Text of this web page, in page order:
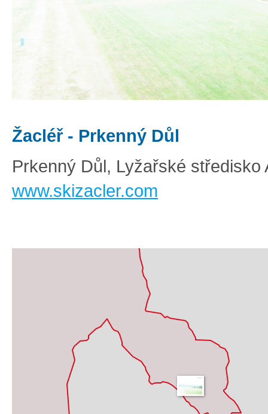
Žacléř - Prkenný Důl
Prkenný Důl, Lyžařské středisko
www.skizacler.com